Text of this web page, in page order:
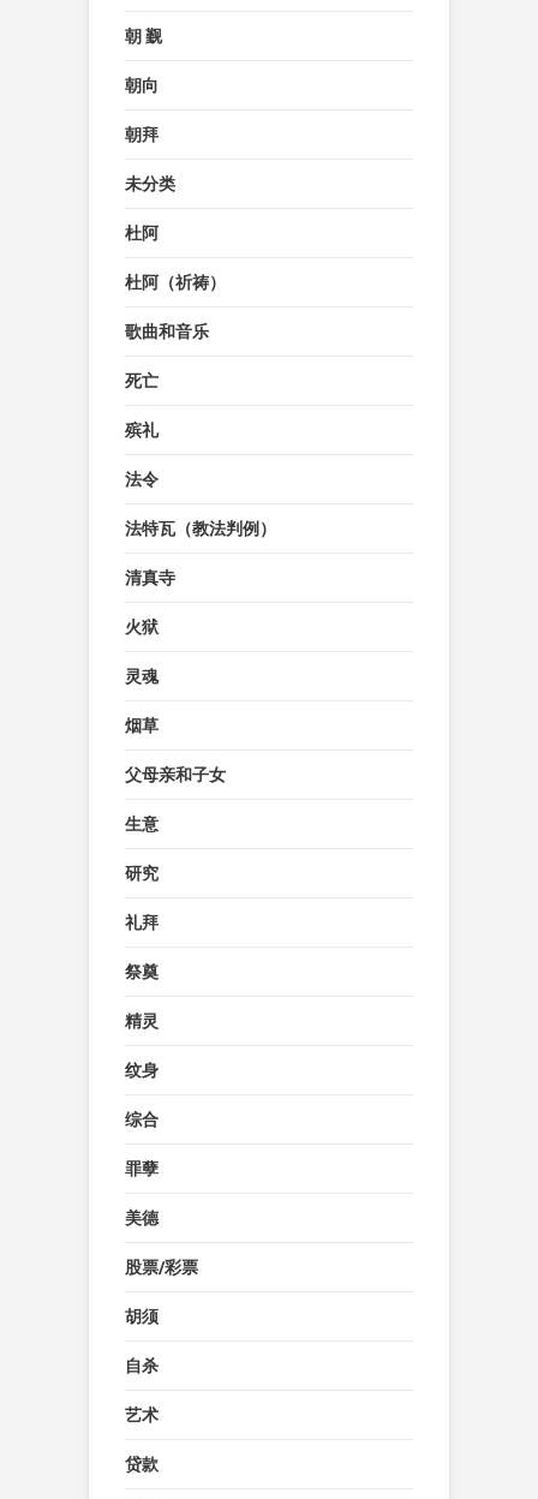
朝 觐
朝向
朝拜
未分类
杜阿
杜阿（祈祷）
歌曲和音乐
死亡
殡礼
法令
法特瓦（教法判例）
清真寺
火狱
灵魂
烟草
父母亲和子女
生意
研究
礼拜
祭奠
精灵
纹身
综合
罪孽
美德
股票/彩票
胡须
自杀
艺术
贷款